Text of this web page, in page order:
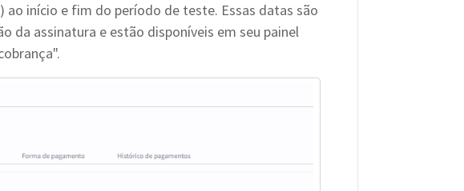
início e fim do período de teste. Essas datas são
da assinatura e estão disponíveis em seu painel